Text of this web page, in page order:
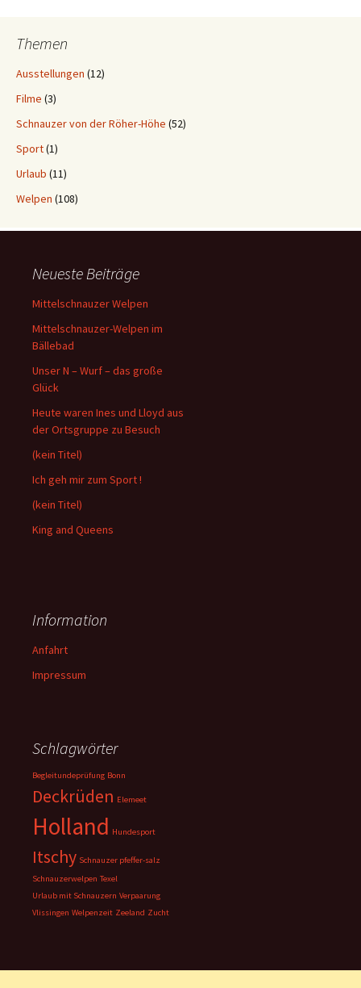
Themen
Ausstellungen (12)
Filme (3)
Schnauzer von der Röher-Höhe (52)
Sport(1)
Urlaub (11)
Welpen (108)
Neueste Beiträge
Mittelschnauzer Welpen
Mittelschnauzer-Welpen im
Bällebad
Unser N – Wurf – das große
Glück
Heute waren Ines und Lloyd aus
der Ortsgruppe zu Besuch
(kein Titel)
Ich geh mir zum Sport !
(kein Titel)
King and Queens
Information
Anfahrt
Impressum
Schlagwörter
Begleitundeprüfung Bonn
Deckrüden Elemeet
Holland Hundesport
Itschy Schnauzer pfeffer-salz
Schnauzerwelpen Texel
Urlaub mit Schnauzern Verpaarung
Vlissingen Welpenzeit Zeeland Zucht